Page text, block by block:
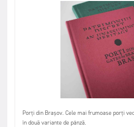
Porți din Brașov. Cele mai frumoase porți
în două variante de pânză.